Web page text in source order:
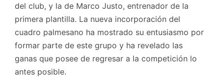
del club, y la de Marco Justo, entrenador de la
primera plantilla. La nueva incorporación del
cuadro palmesano ha mostrado su entusiasmo por
formar parte de este grupo y ha revelado las
ganas que posee de regresar a la competición lo
antes posible.